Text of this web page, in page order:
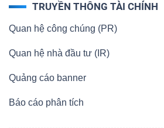
TRUYỀN THÔNG TÀI CHÍNH
Quan hệ công chúng (PR)
Quan hệ nhà đầu tư (IR)
Quảng cáo banner
Báo cáo phân tích